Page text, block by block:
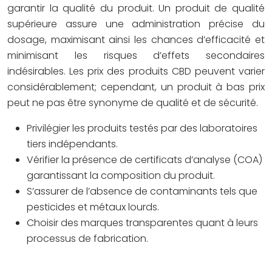
garantir la qualité du produit. Un produit de qualité
supérieure assure une administration précise du
dosage, maximisant ainsi les chances d’efficacité et
minimisant les risques d’effets secondaires
indésirables. Les prix des produits CBD peuvent varier
considérablement; cependant, un produit à bas prix
peut ne pas être synonyme de qualité et de sécurité.
Privilégier les produits testés par des laboratoires
tiers indépendants.
Vérifier la présence de certificats d’analyse (COA)
garantissant la composition du produit.
S’assurer de l’absence de contaminants tels que
pesticides et métaux lourds.
Choisir des marques transparentes quant à leurs
processus de fabrication.